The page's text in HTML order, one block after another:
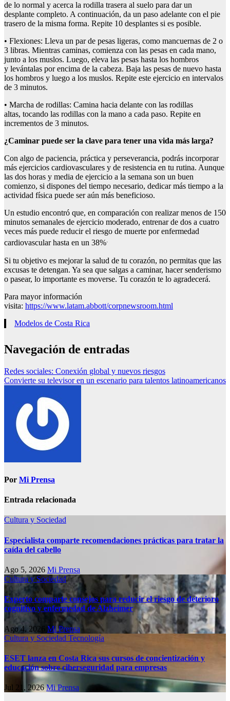
de lo normal y acerca la rodilla trasera al suelo para dar un
desplante completo. A continuación, da un paso adelante con el pie
trasero de la misma forma. Repite 10 desplantes si es posible.
• Flexiones: Lleva un par de pesas ligeras, como mancuernas de 2 o
3 libras. Mientras caminas, comienza con las pesas en cada mano,
junto a los muslos. Luego, eleva las pesas hasta los hombros
y levántalas por encima de la cabeza. Baja las pesas de nuevo hasta
los hombros y luego a los muslos. Repite este ejercicio en intervalos
de 3 minutos.
• Marcha de rodillas: Camina hacia delante con las rodillas
altas, tocando las rodillas con la mano a cada paso. Repite en
incrementos de 3 minutos.
¿Caminar puede ser la clave para tener una vida más larga?
Con algo de paciencia, práctica y perseverancia, podrás incorporar
más ejercicios cardiovasculares y de resistencia en tu rutina. Aunque
las dos horas y media de ejercicio a la semana son un buen
comienzo, si dispones del tiempo necesario, dedicar más tiempo a la
actividad física puede ser aún más beneficioso.
Un estudio encontró que, en comparación con realizar menos de 150
minutos semanales de ejercicio moderado, entrenar de dos a cuatro
veces más puede reducir el riesgo de muerte por enfermedad
cardiovascular hasta en un 38%.
Si tu objetivo es mejorar la salud de tu corazón, no permitas que las
excusas te detengan. Ya sea que salgas a caminar, hacer senderismo
o pasear, lo importante es moverse. Tu corazón te lo agradecerá.
Para mayor información
visita: https://www.latam.abbott/corpnewsroom.html
Modelos de Costa Rica
Navegación de entradas
Redes sociales: Conexión global y nuevos riesgos
Convierte su televisor en un escenario para talentos latinoamericanos
Por Mi Prensa
Entrada relacionada
Cultura y Sociedad
Especialista comparte recomendaciones prácticas para tratar la
caída del cabello
Ago 5, 2026 Mi Prensa
Cultura y Sociedad
Experto comparte consejos para reducir el riesgo de deterioro
cognitivo у enfermedad de Alzheimer
Ago 4, 2026 Mi Prensa
Cultura y Sociedad Tecnología
ESET lanza en Costa Rica sus cursos de concientización y
educación sobre ciberseguridad para empresas
Jul 21, 2026Mi Prensa